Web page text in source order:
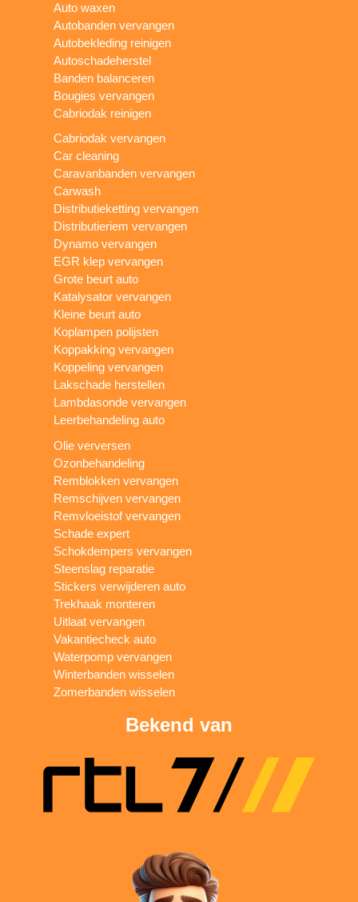
Auto waxen
Autobanden vervangen
Autobekleding reinigen
Autoschadeherstel
Banden balanceren
Bougies vervangen
Cabriodak reinigen
Cabriodak vervangen
Car cleaning
Caravanbanden vervangen
Carwash
Distributieketting vervangen
Distributieriem vervangen
Dynamo vervangen
EGR klep vervangen
Grote beurt auto
Katalysator vervangen
Kleine beurt auto
Koplampen polijsten
Koppakking vervangen
Koppeling vervangen
Lakschade herstellen
Lambdasonde vervangen
Leerbehandeling auto
Olie verversen
Ozonbehandeling
Remblokken vervangen
Remschijven vervangen
Remvloeistof vervangen
Schade expert
Schokdempers vervangen
Steenslag reparatie
Stickers verwijderen auto
Trekhaak monteren
Uitlaat vervangen
Vakantiecheck auto
Waterpomp vervangen
Winterbanden wisselen
Zomerbanden wisselen
Bekend van